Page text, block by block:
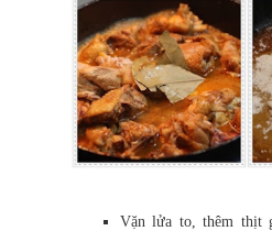
Vặn lửa to, thêm thịt